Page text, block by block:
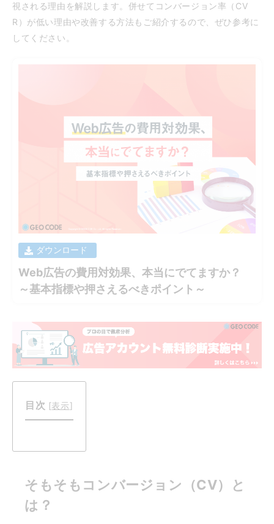
視される理由を解説します。併せてコンバージョン率（CV
R）が低い理由や改善する方法もご紹介するので、ぜひ参考に
してください。
ダウンロード
Web広告の費用対効果、本当にでてますか？
～基本指標や押さえるべきポイント～
目次 [表示]
そもそもコンバージョン（CV）と
は？